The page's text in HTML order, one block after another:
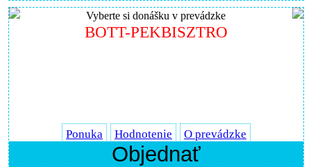
Vyberte si donášku v prevádzke
BOTT-PEKBISZTRO
Ponuka Hodnotenie O prevádzke
Objednať